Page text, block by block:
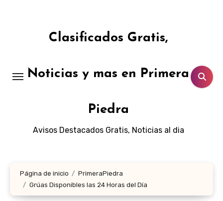
Clasificados Gratis,
Noticias y mas en Primera
Piedra
Avisos Destacados Gratis, Noticias al dia
Página de inicio
PrimeraPiedra
Grúas Disponibles las 24 Horas del Día